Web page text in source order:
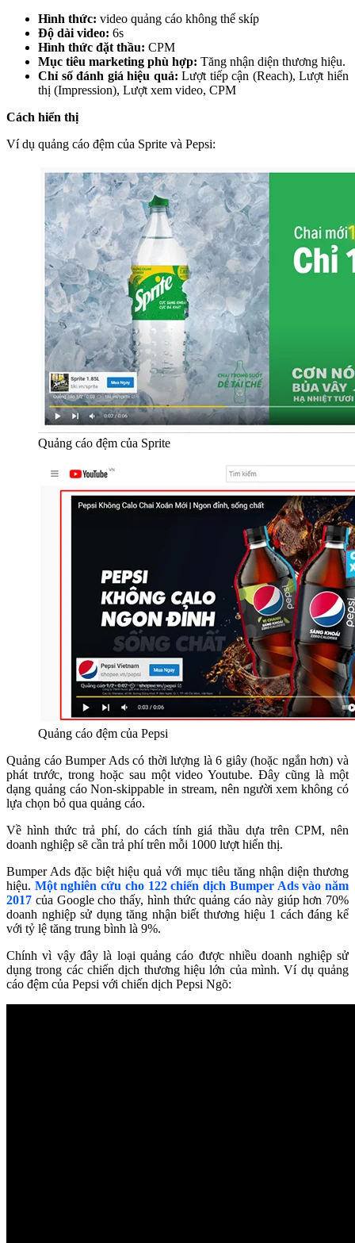
Hình thức: video quảng cáo không thể skíp
Độ dài video: 6s
Hình thức đặt thầu: CPM
Mục tiêu marketing phù hợp: Tăng nhận diện thương hiệu.
Chỉ số đánh giá hiệu quả: Lượt tiếp cận (Reach), Lượt hiển
thị (Impression), Lượt xem video, CPM
Cách hiển thị
Ví dụ quảng cáo đệm của Sprite và Pepsi:
Quảng cáo đệm của Sprite
Quảng cáo đệm của Pepsi
Quảng cáo Bumper Ads có thời lượng là 6 giây (hoặc ngắn hơn) và
phát trước, trong hoặc sau một video Youtube. Đây cũng là một
dạng quảng cáo Non-skippable in stream, nên người xem không có
lựa chọn bỏ qua quảng cáo.
Về hình thức trả phí, do cách tính giá thầu dựa trên CPM, nên
doanh nghiệp sẽ cần trả phí trên mỗi 1000 lượt hiển thị.
Bumper Ads đặc biệt hiệu quả với mục tiêu tăng nhận diện thương
hiệu. Một nghiên cứu cho 122 chiến dịch Bumper Ads vào năm
2017 của Google cho thấy, hình thức quảng cáo này giúp hơn 70%
doanh nghiệp sử dụng tăng nhận biết thương hiệu 1 cách đáng kể
với tỷ lệ tăng trung bình là 9%.
Chính vì vậy đây là loại quảng cáo được nhiều doanh nghiệp sử
dụng trong các chiến dịch thương hiệu lớn của mình. Ví dụ quảng
cáo đệm của Pepsi với chiến dịch Pepsi Ngõ: